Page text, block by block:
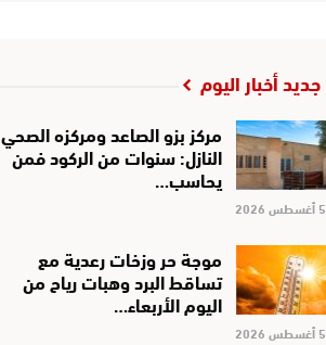
جديد أخبار اليوم
مركز بزو الصاعد ومركزه الصحي
النازل: سنوات من الركود فمن
يحاسب…
5 أغسطس 2026
موجة حر وزخات رعدية مع
تساقط البرد وهبات رياح من
اليوم الأربعاء…
5 أغسطس 2026